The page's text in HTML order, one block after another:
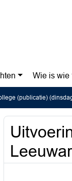
Wie is wie
(publicatie)